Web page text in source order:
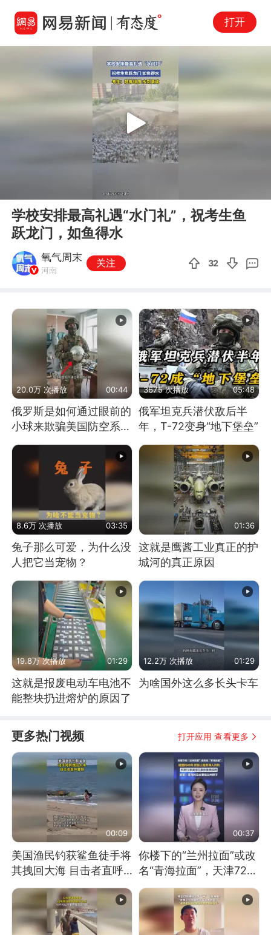
打开
Play
学校安排最高礼遇“水门礼”，祝考生鱼
跃龙门，如鱼得水
氧气周末
河南
关注 32
20.0万 次播放 00:44
俄罗斯是如何通过眼前的
小球来欺骗美国防空系统
的
3675 次播放 05:48
俄军坦克兵潜伏敌后半
年，T-72变身“地下堡垒”
8.6万 次播放 03:35
兔子那么可爱，为什么没
人把它当宠物？
01:36
这就是鹰酱工业真正的护
城河的真正原因
19.8万 次播放 01:29
这就是报废电动车电池不
能整块扔进熔炉的原因了
12.2万 次播放 01:29
为啥国外这么多长头卡车
更多热门视频 打开应用 查看更多
00:09
美国渔民钓获鲨鱼徒手将
其拽回大海 目击者直呼
震惊 （视频来源：参考
消息）
00:37
你楼下的“兰州拉面”或改
名“青海拉面”，天津72家
面馆已集体更换招牌